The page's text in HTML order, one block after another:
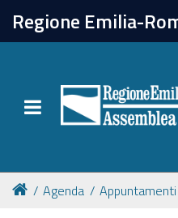
Regione Emilia-
Toggle navigation
chiudi
Attività
Formazione
Agenda